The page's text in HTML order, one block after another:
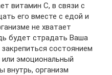
витамин С, в связи с
его вместе с едой и
не хватает
будет страдать Ваша
состоянием
эмоциональный
внутрь, организм